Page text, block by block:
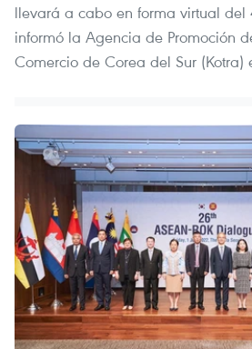
llevará a cabo en forma virtual del
informó la Agencia de Promoción
Comercio de Corea del Sur (Kotra)